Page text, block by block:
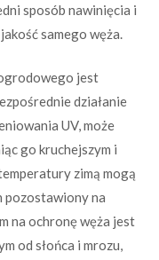
sposób nawinięcia i
samego węża.
jest
działanie
UV, może
go kruchejszym i
zimą mogą
pozostawiony na
na ochronę węża jest
od słońca i mrozu,